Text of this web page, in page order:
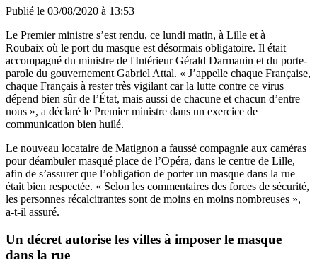
Publié le 03/08/2020 à 13:53
Le Premier ministre s’est rendu, ce lundi matin, à Lille et à
Roubaix où le port du masque est désormais obligatoire. Il était
accompagné du ministre de l'Intérieur Gérald Darmanin et du porte-
parole du gouvernement Gabriel Attal. « J’appelle chaque Française,
chaque Français à rester très vigilant car la lutte contre ce virus
dépend bien sûr de l’État, mais aussi de chacune et chacun d’entre
nous », a déclaré le Premier ministre dans un exercice de
communication bien huilé.
Le nouveau locataire de Matignon a faussé compagnie aux caméras
pour déambuler masqué place de l’Opéra, dans le centre de Lille,
afin de s’assurer que l’obligation de porter un masque dans la rue
était bien respectée. « Selon les commentaires des forces de sécurité,
les personnes récalcitrantes sont de moins en moins nombreuses »,
a-t-il assuré.
Un décret autorise les villes à imposer le masque
dans la rue